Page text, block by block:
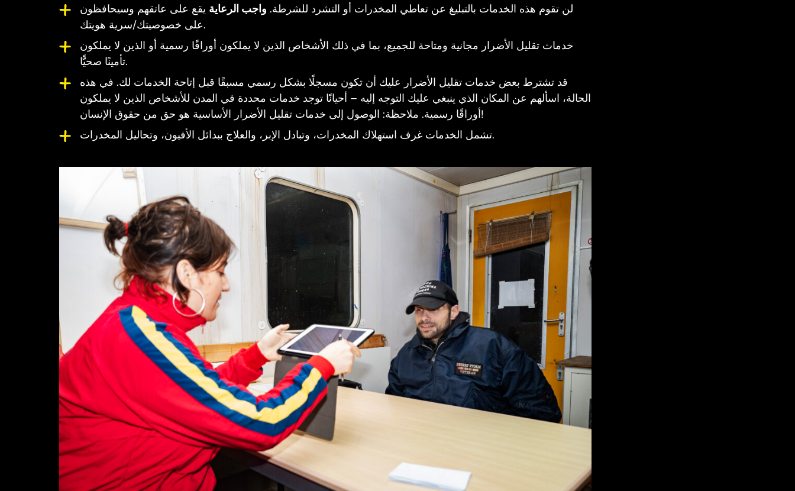
لن تقوم هذه الخدمات بالتبليغ عن تعاطي المخدرات أو التشرد للشرطة. واجب الرعاية يقع على عاتقهم وسيحافظون
على خصوصيتك/سرية هويتك.
خدمات تقليل الأضرار مجانية ومتاحة للجميع، بما في ذلك الأشخاص الذين لا يملكون أوراقًا رسمية أو الذين لا يملكون
تأمينًا صحيًّا.
قد تشترط بعض خدمات تقليل الأضرار عليك أن تكون مسجلًا بشكل رسمي مسبقًا قبل إتاحة الخدمات لك. في هذه
الحالة، اسألهم عن المكان الذي ينبغي عليك التوجه إليه – أحيانًا توجد خدمات محددة في المدن للأشخاص الذين لا يملكون
أوراقًا رسمية. ملاحظة: الوصول إلى خدمات تقليل الأضرار الأساسية هو حق من حقوق الإنسان!
تشمل الخدمات غرف استهلاك المخدرات، وتبادل الإبر، والعلاج ببدائل الأفيون، وتحاليل المخدرات.